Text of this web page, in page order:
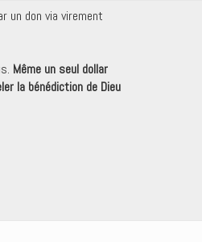
un don via virement
Même un seul dollar
la bénédiction de Dieu